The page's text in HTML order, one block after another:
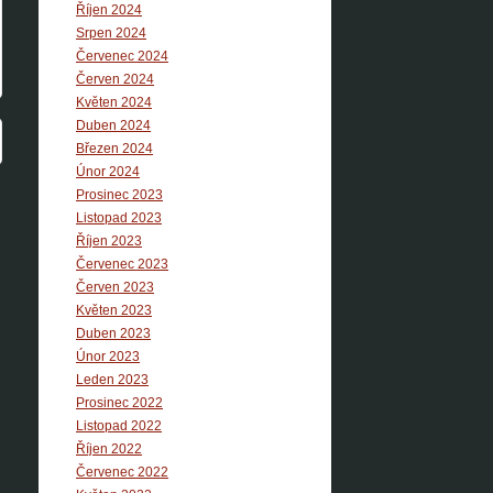
Říjen 2024
Srpen 2024
Červenec 2024
Červen 2024
Květen 2024
Duben 2024
Březen 2024
Únor 2024
Prosinec 2023
Listopad 2023
Říjen 2023
Červenec 2023
Červen 2023
Květen 2023
Duben 2023
Únor 2023
Leden 2023
Prosinec 2022
Listopad 2022
Říjen 2022
Červenec 2022